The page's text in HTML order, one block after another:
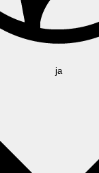
ja